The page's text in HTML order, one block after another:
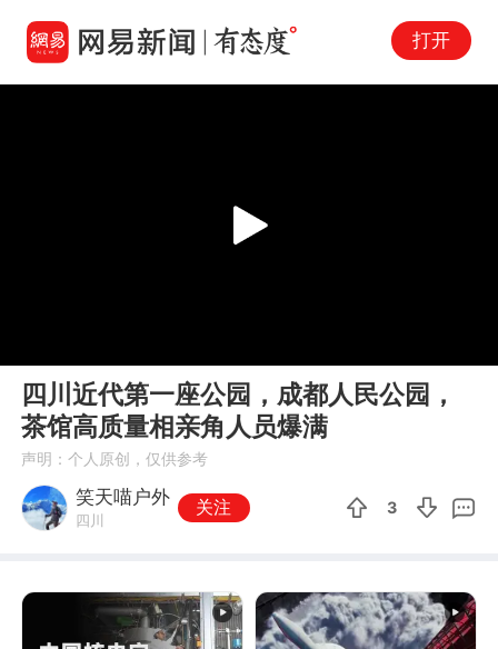
打开
Play
四川近代第一座公园，成都人民公园，
茶馆高质量相亲角人员爆满
声明：个人原创，仅供参考
笑天喵户外
四川
关注 3